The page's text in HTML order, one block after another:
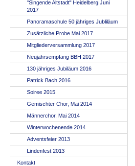
"Singende Altstadt" Heidelberg Juni
2017
Panoramaschule 50 jähriges Jubliläum
Zusätzliche Probe Mai 2017
Mitgliederversammlung 2017
Neujahrsempfang BBH 2017
130 jähriges Jubiläum 2016
Patrick Bach 2016
Soiree 2015
Gemischter Chor, Mai 2014
Männerchor, Mai 2014
Winterwochenende 2014
Adventsfeier 2013
Lindenfest 2013
Kontakt